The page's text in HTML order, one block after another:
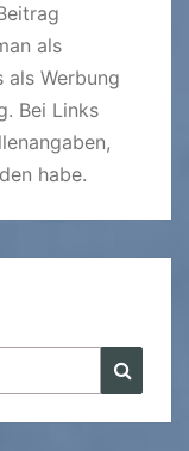
als
als Werbung
Bei Links
habe.